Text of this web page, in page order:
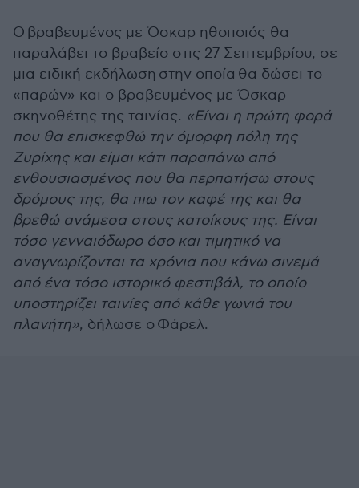
Ο βραβευμένος με Όσκαρ ηθοποιός θα
παραλάβει το βραβείο στις 27 Σεπτεμβρίου, σε
μια ειδική εκδήλωση στην οποία θα δώσει το
«παρών» και ο βραβευμένος με Όσκαρ
σκηνοθέτης της ταινίας. «Είναι η πρώτη φορά
που θα επισκεφθώ την όμορφη πόλη της
Ζυρίχης και είμαι κάτι παραπάνω από
ενθουσιασμένος που θα περπατήσω στους
δρόμους της, θα πιω τον καφέ της και θα
βρεθώ ανάμεσα στους κατοίκους της. Είναι
τόσο γενναιόδωρο όσο και τιμητικό να
αναγνωρίζονται τα χρόνια που κάνω σινεμά
από ένα τόσο ιστορικό φεστιβάλ, το οποίο
υποστηρίζει ταινίες από κάθε γωνιά του
πλανήτη», δήλωσε ο Φάρελ.